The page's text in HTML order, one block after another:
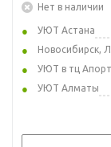
Нет в наличии
УЮТ Астана
Новосибирск,
УЮТ в тц Апорт
УЮТ Алматы